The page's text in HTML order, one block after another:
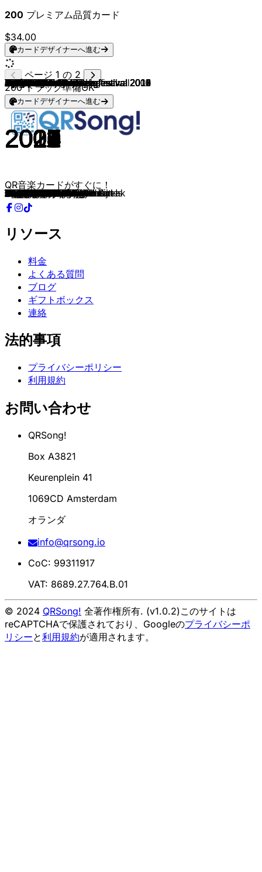
200 プレミアム品質カード
$34.00
カードデザイナーへ進む
Chappell Roan
2025
The Subway
Djamila & Jolijn
2019
Niemand Weet
Djamila
2019
Wild
Djamila
2017
Misfits
Djamila
2017
Brickwall
Djamila
2017
Break My Heart Just A Little
Djamila
2017
All I Have
Djamila
2017
Blood
Djamila
2017
Sometimes
Djamila
2017
Breathe
Djamila
2017
Silhouette
Djamila
2017
Smalltalk
Djamila
2017
Invisible
Djamila
2017
Stronger Than Fear
Djamila
2017
Potato
Djamila
2017
Who Knows
Djamila
2019
Bad Habit
Djamila
2018
Bubblegum
Djamila
2018
I Love It Loud
Finalisten Junior Songfestival 2010
2010
Famous
Finalisten Junior Songfestival 2011
2011
Yeah! Yeah!
Anna & Senna
2010
My Family
Finalisten Junior Songfestival 2009
2009
Morgen Is Vandaag
Rachel
2011
Ik Ben Een Teenager
Mano
2010
Ga Niet Meer Weg
Femke
2012
Tik Tak Tik
Lisa, Amy & Shelley
2007
Adem In Adem Uit
Finalisten Junior Songfestival 2013
2013
Glitter En Glamour
Mylène & Rosanne
2013
Double Me
Finalisten Junior Songfestival 2012
2012
JSF Party
Marissa
2008
1 Dag
Julia Van Bergen
2014
Around
Sarah & Julia
2013
Live Life
4LIFE
2015
You Will Know My Name
Kim
2013
Ik Ben Verliefd
Finalisten Junior Songfestival 2015
2015
Living Our Dream
Loeki
2013
Gewoon In Love
Anne & Anique
2014
Dromen
Finalisten Junior Songfestival 2014
2014
Connected
Cheyenne & Mayleen
2009
Druk, Druk, Druk
Chelsea
2014
Waarom
Finalisten Junior Songfestival
2007
Laat Ons Zijn Wie We Zijn
Suze
2014
Holiday
KISSES & Junior Songfestival
2016
Kisses & Dancin'
Kika Wilschut
2007
Dansen
Nohr
2015
Ik Ben Mezelf
Zanna
2007
Zeg Me Wereld
Ralf
2009
Click Clack
Mainstreet
2013
Mind Is Blown
Kim
2015
Digidoe
Donny
2010
Showbizzz
Beau & Junior Songfestival
2015
De Wind
Amy
2015
Boom Boom
Roel Felius
2003
Mijn Ogen Zeggen Alles
Melle
2012
Dromen
Tate McRae
2025
Sports car
Douwe Bob & MEAU
2025
Nog Even Blijven
MEAU
2023
Dat Heb Jij Gedaan
Suzan & Freek
2021
Dromen In Kleur
Suzan & Freek
2021
Tussen Jou & Mij
Suzan & Freek
2021
Goud
Suzan & Freek
2021
Lichtje Branden
Suzan & Freek
2021
Onderweg Naar Later
Suzan & Freek
2021
Tenminste Geleefd
Suzan & Freek
2021
Buiten
Suzan & Freek
2021
Weg Van Jou
Suzan & Freek
2021
Allermeest
Suzan & Freek
2021
De Overkant
Suzan & Freek
2021
Niet Meer Van Mij
Suzan & Freek
2021
Blind Misschien
Bea and her Business
2024
Safety Net
Bea and her Business
2023
Born To Be Alive
Bea and her Business
2024
The scientist
Dylan
2024
The Alibi
Dylan
2025
Bad
Dylan
2022
No Romeo
Dylan
2022
Girl Of Your Dreams
Dylan & Bastille
2023
Liar Liar
Dylan
2022
Nineteen
Dylan
2021
You're Not Harry Styles
Dylan
2022
Someone Else
Hybrid Minds & Dylan
2021
Blame You
Dylan
2022
Nothing Lasts Forever
Dylan
2022
Blue
Dylan
2022
Lovestruck
Dylan
2022
Blisters
Dylan
2022
Treat You Bad
Dylan
2022
The Greatest Thing
Dylan
2022
Home Is Where The Heart Is
Dylan
2019
Sour Milk
Dylan
2019
Bad Bitches Beat Heartbreak
Dylan
2019
Masquerade
Dylan
2019
Drinking About You
Dylan
2019
IKWYDLN
Dylan & Perto
2019
Sour Milk
Dylan
2022
Alone
Dylan
2022
Live Without It
Taylor Swift
2025
The Fate of Ophelia
Lady Gaga
2009
Bad Romance
Lady Gaga
2010
Alejandro
ページ 1 の 2
200トラック準備OK
カードデザイナーへ進む
QR音楽カードがすぐに！
リソース
料金
よくある質問
ブログ
ギフトボックス
連絡
法的事項
プライバシーポリシー
利用規約
お問い合わせ
QRSong!
Box A3821
Keurenplein 41
1069CD Amsterdam
オランダ
info@qrsong.io
CoC: 99311917
VAT: 8689.27.764.B.01
© 2024 QRSong! 全著作権所有. (v1.0.2)このサイトは
reCAPTCHAで保護されており、Googleのプライバシーポ
リシーと利用規約が適用されます。